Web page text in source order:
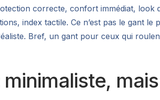
correcte, confort immédiat, look
index tactile. Ce n’est pas le gant
Bref, un gant pour ceux qui